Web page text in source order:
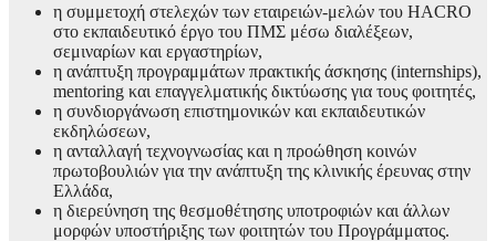
η συμμετοχή στελεχών των εταιρειών-μελών του HACRO
στο εκπαιδευτικό έργο του ΠΜΣ μέσω διαλέξεων,
σεμιναρίων και εργαστηρίων,
η ανάπτυξη προγραμμάτων πρακτικής άσκησης (internships),
mentoring και επαγγελματικής δικτύωσης για τους φοιτητές,
η συνδιοργάνωση επιστημονικών και εκπαιδευτικών
εκδηλώσεων,
η ανταλλαγή τεχνογνωσίας και η προώθηση κοινών
πρωτοβουλιών για την ανάπτυξη της κλινικής έρευνας στην
Ελλάδα,
η διερεύνηση της θεσμοθέτησης υποτροφιών και άλλων
μορφών υποστήριξης των φοιτητών του Προγράμματος.